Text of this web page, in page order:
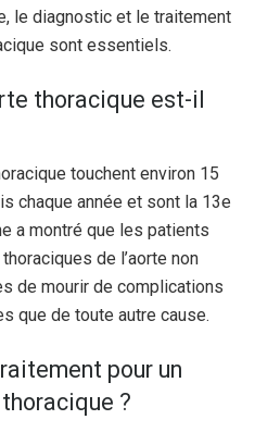
le diagnostic et le traitement
sont essentiels.
thoracique est-il
touchent environ 15
chaque année et sont la 13e
a montré que les patients
de l’aorte non
de mourir de complications
que de toute autre cause.
pour un
?